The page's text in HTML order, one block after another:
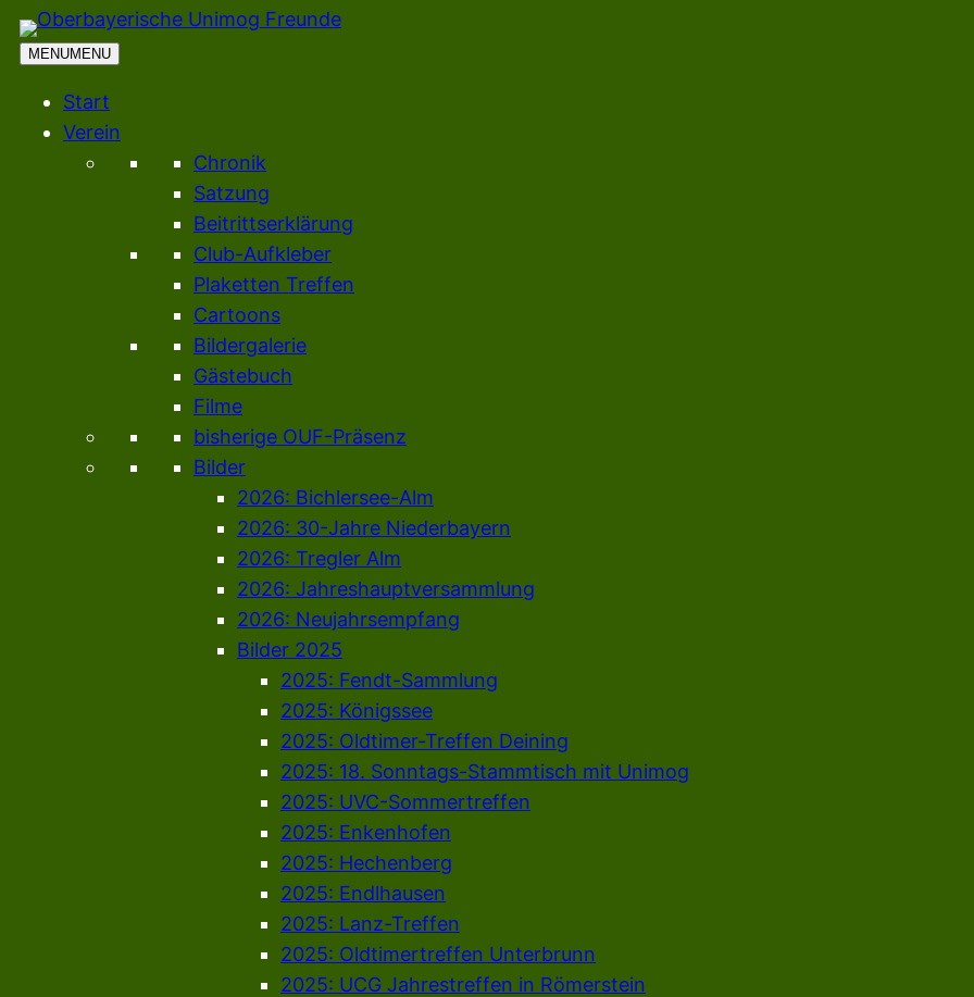
Zum
Inhalt
MENUMENU
Start
Verein
Chronik
Satzung
Beitrittserklärung
Club-Aufkleber
Plaketten Treffen
Cartoons
Bildergalerie
Gästebuch
Filme
bisherige OUF-Präsenz
Bilder
2026: Bichlersee-Alm
2026: 30-Jahre Niederbayern
2026: Tregler Alm
2026: Jahreshauptversammlung
2026: Neujahrsempfang
Bilder 2025
2025: Fendt-Sammlung
2025: Königssee
2025: Oldtimer-Treffen Deining
2025: 18. Sonntags-Stammtisch mit Unimog
2025: UVC-Sommertreffen
2025: Enkenhofen
2025: Hechenberg
2025: Endlhausen
2025: Lanz-Treffen
2025: Oldtimertreffen Unterbrunn
2025: UCG Jahrestreffen in Römerstein